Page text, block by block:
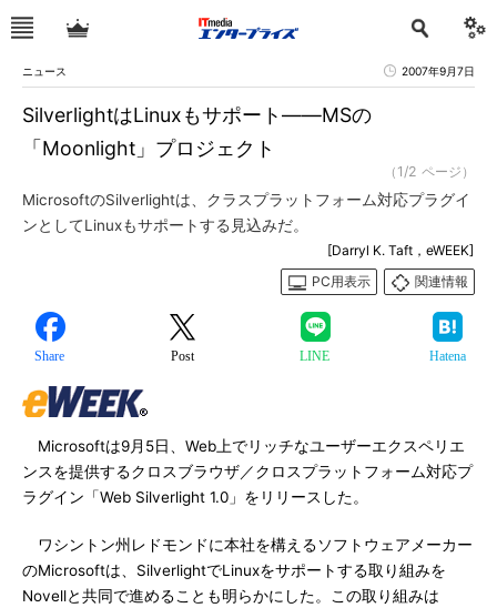
ニュース 2007年9月7日
SilverlightはLinuxもサポート――MSの
「Moonlight」プロジェクト
（1/2 ページ）
MicrosoftのSilverlightは、クラスプラットフォーム対応プラグイ
ンとしてLinuxもサポートする見込みだ。
[Darryl K. Taft，eWEEK]
PC用表示
関連情報
Share Post LINE Hatena
Microsoftは9月5日、Web上でリッチなユーザーエクスペリエ
ンスを提供するクロスブラウザ／クロスプラットフォーム対応プ
ラグイン「Web Silverlight 1.0」をリリースした。
ワシントン州レドモンドに本社を構えるソフトウェアメーカー
のMicrosoftは、SilverlightでLinuxをサポートする取り組みを
Novellと共同で進めることも明らかにした。この取り組みは